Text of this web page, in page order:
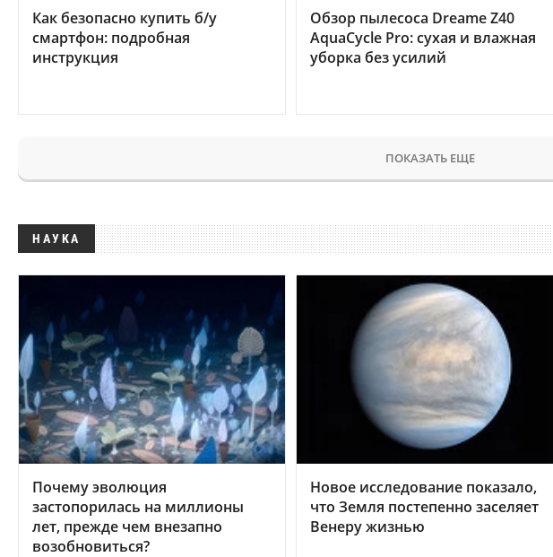
Как безопасно купить б/у
смартфон: подробная
инструкция
Обзор пылесоса Dreame Z40
AquaCycle Pro: сухая и влажная
уборка без усилий
ПОКАЗАТЬ ЕЩЕ
НАУКА
Почему эволюция
застопорилась на миллионы
лет, прежде чем внезапно
возобновиться?
Новое исследование показало,
что Земля постепенно заселяет
Венеру жизнью